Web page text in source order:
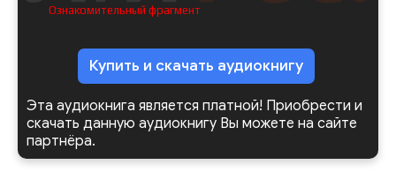
Ознакомительный фрагмент
Купить и скачать аудиокнигу
Эта аудиокнига является платной! Приобрести и
скачать данную аудиокнигу Вы можете на сайте
партнёра.